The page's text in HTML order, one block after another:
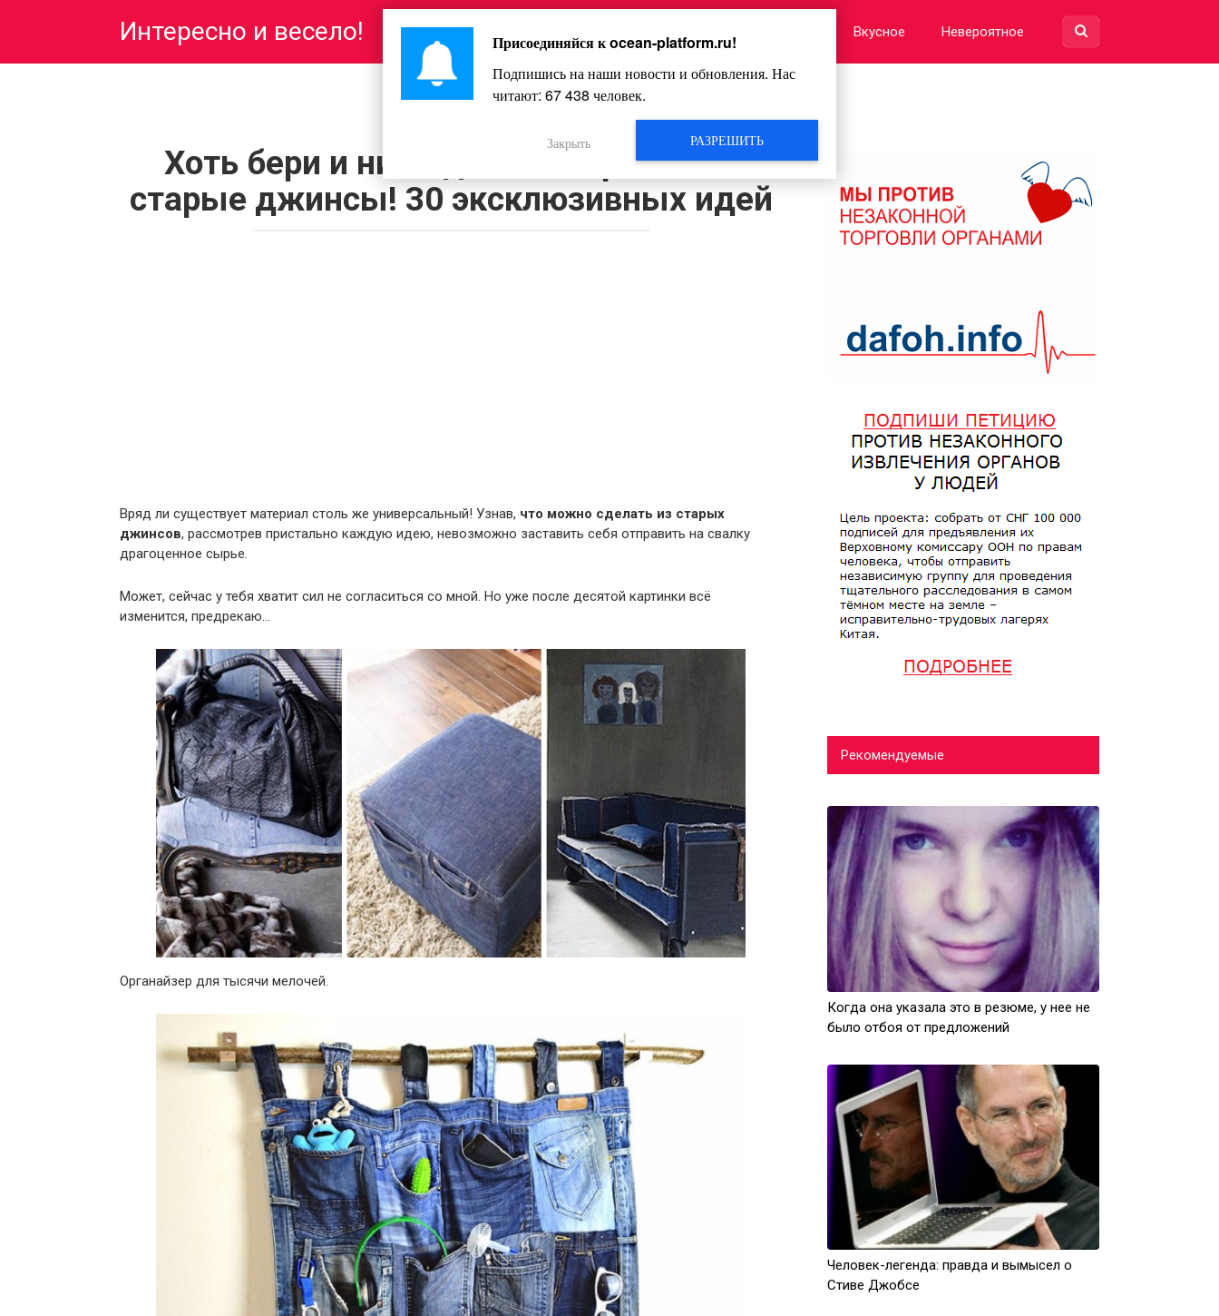
Интересно и весело! Главная Вкусное Невероятное
Хоть бери и никогда не выбрасывай
старые джинсы! 30 эксклюзивных идей
Вряд ли существует материал столь же универсальный! Узнав, что можно сделать из старых
джинсов, рассмотрев пристально каждую идею, невозможно заставить себя отправить на свалку
драгоценное сырье.
Может, сейчас у тебя хватит сил не согласиться со мной. Но уже после десятой картинки всё
изменится, предрекаю…
Органайзер для тысячи мелочей.
Рекомендуемые
Когда она указала это в резюме, у нее не
было отбоя от предложений
Человек-легенда: правда и вымысел о
Стиве Джобсе
Присоединяйся кocean-platform.ru!
Подпишись на наши новости и обновления. Нас
читают: 67 439 человек.
РАЗРЕШИТЬ
Закрыть